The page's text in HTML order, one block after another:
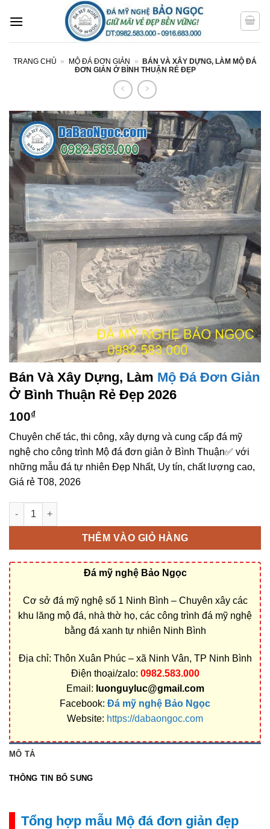
qua
TRANG CHỦ » MỘ ĐÁ ĐƠN GIẢN »
BÁN VÀ XÂY DỰNG, LÀM MỘ ĐÁ
ĐƠN GIẢN Ở BÌNH THUẬN RẺ ĐẸP
Bán Và Xây Dựng, Làm Mộ Đá Đơn Giản
Ở Bình Thuận Rẻ Đẹp 2026
100₫
Chuyên chế tác, thi công, xây dựng và cung cấp đá mỹ
nghệ cho công trình Mộ đá đơn giản ở Bình Thuận✅ với
những mẫu đá tự nhiên Đẹp Nhất, Uy tín, chất lượng cao,
Giá rẻ T08, 2026
Bán và xây dựng, làm Mộ đá đơn giản ở Bình Thuận rẻ đẹp số
THÊM VÀO GIỎ HÀNG
Đá mỹ nghệ Bảo Ngọc
Cơ sở đá mỹ nghệ số 1 Ninh Bình – Chuyên xây các
khu lăng mộ đá, nhà thờ họ, các công trình đá mỹ nghệ
bằng đá xanh tự nhiên Ninh Bình
Địa chỉ: Thôn Xuân Phúc – xã Ninh Vân, TP Ninh Bình
Điện thoại/zalo: 0982.583.000
Email: luonguyluc@gmail.com
Facebook: Đá mỹ nghệ Bảo Ngọc
Website: https://dabaongoc.com
MÔ TẢ
THÔNG TIN BỔ SUNG
Tổng hợp mẫu Mộ đá đơn giản đẹp